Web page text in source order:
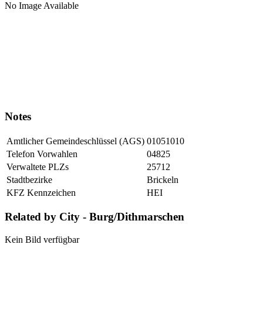
No Image Available
Notes
Amtlicher Gemeindeschlüssel (AGS) 01051010
Telefon Vorwahlen
04825
Verwaltete PLZs
25712
Stadtbezirke
Brickeln
KFZ Kennzeichen
HEI
Related by City - Burg/Dithmarschen
Kein Bild verfügbar